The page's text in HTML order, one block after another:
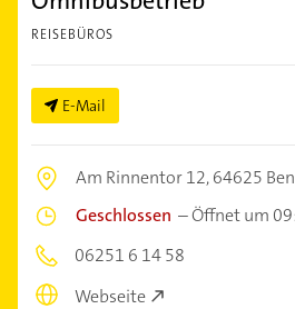
REISEBÜROS
E-Mail
Am Rinnentor 12,64625
Geschlossen –Öffnet um
06251 6 14 58
Webseite